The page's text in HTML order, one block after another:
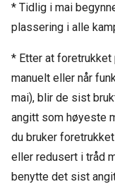
* Tidlig i mai
plassering i alle
* Etter at
manuelt eller når
mai), blir de sist
angitt som høyeste
du bruker
eller redusert i tråd
benytte det sist